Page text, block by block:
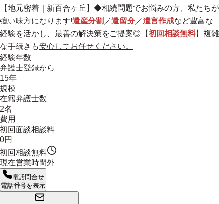
【地元密着 ｜新百合ヶ丘】◆相続問題でお悩みの方、私たちが
強い味方になります!遺産分割 ／遺留分／遺言作成など豊富な
経験を活かし、最善の解決策をご提案◎【初回相談無料】複雑
な手続きも安心してお任せください。
経験年数
弁護士登録から
15年
規模
在籍弁護士数
2名
費用
初回面談相談料
0円
初回相談無料
現在営業時間外
電話問合せ
電話番号を表示